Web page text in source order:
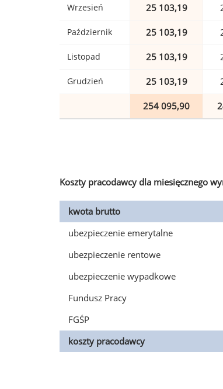
Wrzesień 25 103,19
Październik 25 103,19
Listopad 25 103,19
Grudzień 25 103,19
254 095,90
Koszty pracodawcy dla miesięcznego
kwota brutto
ubezpieczenie emerytalne
ubezpieczenie rentowe
ubezpieczenie wypadkowe
Fundusz Pracy
FGŚP
koszty pracodawcy